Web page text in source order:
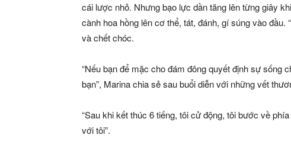
cái lược nhỏ. Nhưng bạo lực dần tăng lên từng giây
cành hoa hồng lên cơ thể, tát, đánh, gí súng vào đầu.
và chết chóc.
“Nếu bạn để mặc cho đám đông quyết định sự sống
bạn”, Marina chia sẻ sau buổi diễn với những vết
“Sau khi kết thúc 6 tiếng, tôi cử động, tôi bước về
với tôi”.